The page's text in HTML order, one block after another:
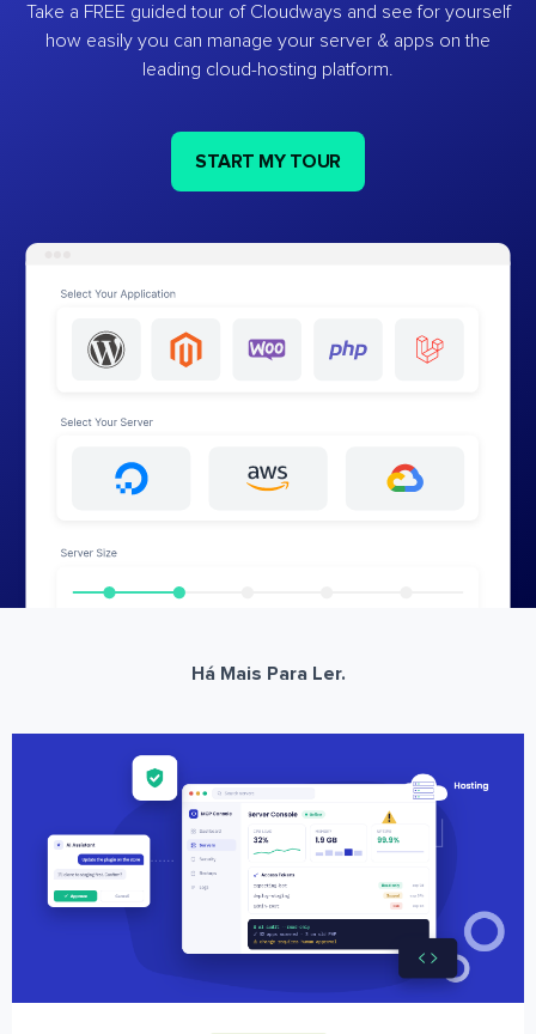
Take a FREE guided tour of Cloudways and see for yourself
how easily you can manage your server & apps on the
leading cloud-hosting platform.
START MY TOUR
Há Mais Para Ler.